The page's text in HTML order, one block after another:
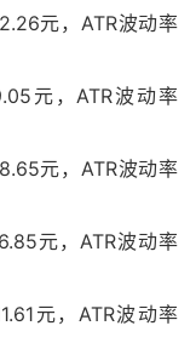
元，ATR波动率
元，ATR波动率
元，ATR波动率
元，ATR波动率
元，ATR波动率